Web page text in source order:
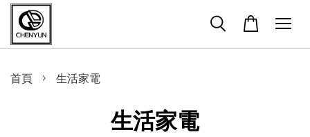
首頁 › 生活家電
生活家電